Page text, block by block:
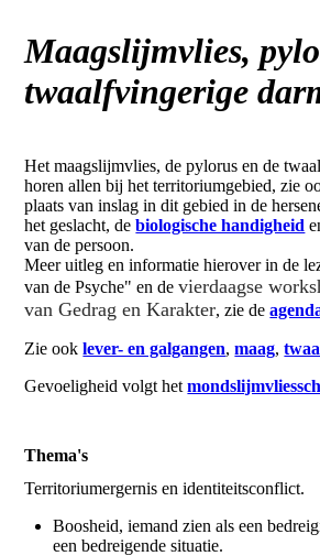
Maagslijmvlies,
twaalfvingerige
Het maagslijmvlies, de pylorus en de
horen allen bij het territoriumgebied, zie
plaats van inslag in dit gebied in de
het geslacht, debiologische handigheid
van de persoon.
Meer uitleg en informatie hierover in de
van de Psyche" en devierdaagse
van Gedrag en Karakter, zie de
Zie ooklever- en galgangen,maag,
Gevoeligheid volgt het
Thema's
Territoriumergernis en identiteitsconflict.
Boosheid, iemand zien als een
een bedreigende situatie.